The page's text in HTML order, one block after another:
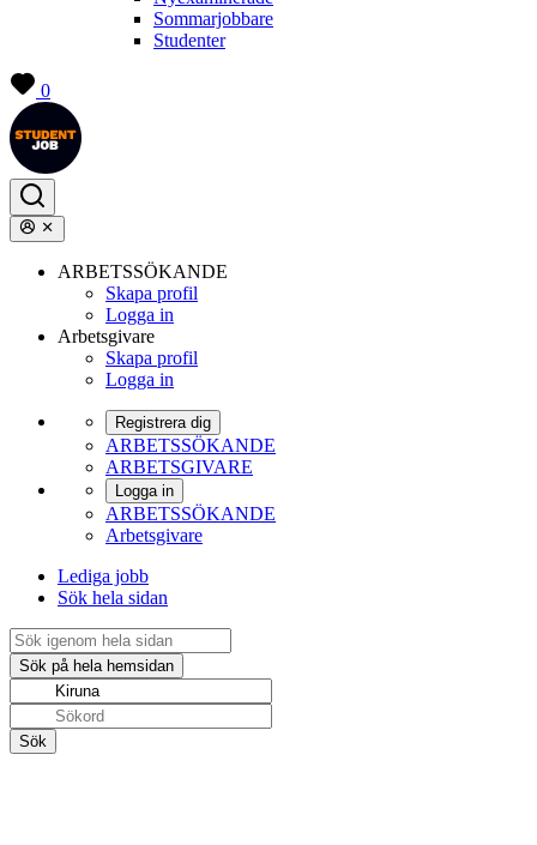
Sommarjobbare
Studenter
0
ARBETSSÖKANDE
Skapa profil
Logga in
Arbetsgivare
Skapa profil
Logga in
Registrera dig
ARBETSSÖKANDE
ARBETSGIVARE
Logga in
ARBETSSÖKANDE
Arbetsgivare
Lediga jobb
Sök hela sidan